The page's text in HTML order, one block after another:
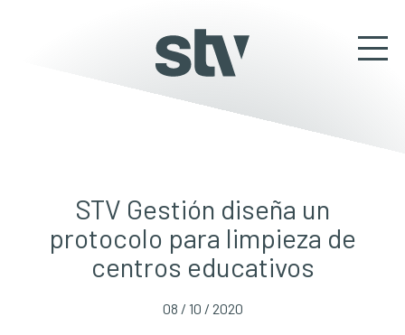
STV Gestión diseña un
protocolo para limpieza de
centros educativos
08 / 10 / 2020